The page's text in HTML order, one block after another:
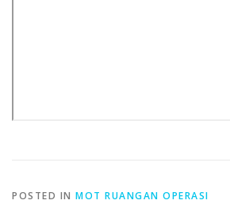
POSTED IN MOT RUANGAN OPERASI